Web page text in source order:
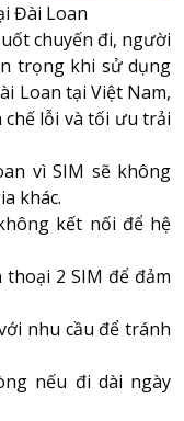
Đài Loan
chuyến đi, người
trọng khi sử dụng
Loan tại Việt Nam,
chế lỗi và tối ưu trải
vì SIM sẽ không
khác.
kết nối để hệ
2 SIM để đảm
nhu cầu để tránh
nếu đi dài ngày